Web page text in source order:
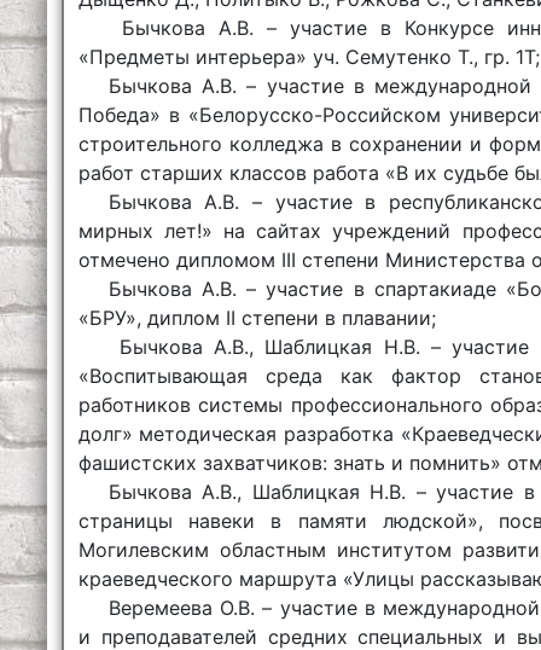
Бычкова А.В. – участие в Конкурсе
«Предметы интерьера» уч. Семутенко Т., гр. 1Т;
Бычкова А.В. – участие в международной
Победа» в «Белорусско-Российском
строительного колледжа в сохранении и
работ старших классов работа «В их судьбе
Бычкова А.В. – участие в
мирных лет!» на сайтах учреждений
отмечено дипломом III степени Министерства
Бычкова А.В. – участие в спартакиаде
«БРУ», диплом II степени в плавании;
Бычкова А.В., Шаблицкая Н.В. – участие
«Воспитывающая среда как фактор
работников системы профессионального
долг» методическая разработка
фашистских захватчиков: знать и помнить»
Бычкова А.В., Шаблицкая Н.В. – участие
страницы навеки в памяти людской»,
Могилевским областным институтом
краеведческого маршрута «Улицы
Веремеева О.В. – участие в
и преподавателей средних специальных и